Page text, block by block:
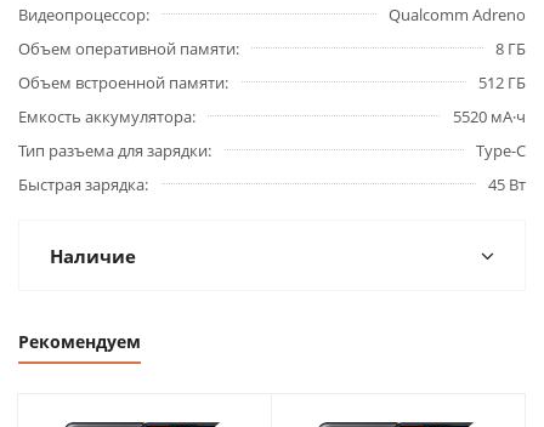
Видеопроцессор
Qualcomm Adreno
Объем оперативной памяти
8 ГБ
Объем встроенной памяти
512 ГБ
Емкость аккумулятора
5520 мА·ч
Тип разъема для зарядки
Type-C
Быстрая зарядка
45 Вт
Наличие
Рекомендуем